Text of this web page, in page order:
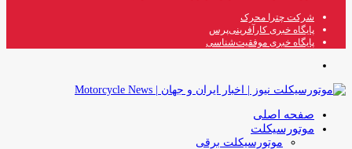
شرکت چترا محرک
پایگاه خبری کارآفرینی‌پرس
پایگاه خبری موفقیت‌شناسی
صفحه اصلی
موتورسیکلت
موتورسیکلت برقی